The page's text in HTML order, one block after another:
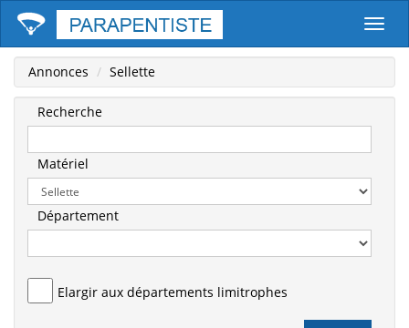
Annonces Sellette
Recherche
Matériel
Département
Elargir aux départements limitrophes